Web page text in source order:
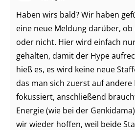
Haben wirs bald? Wir haben
eine neue Meldung darüber,
oder nicht. Hier wird einfach
gehalten, damit der Hype
hieß es, es wird keine neue
das man sich zuerst auf andere
fokussiert, anschließend
Energie (wie bei der
wir wieder hoffen, weil beide